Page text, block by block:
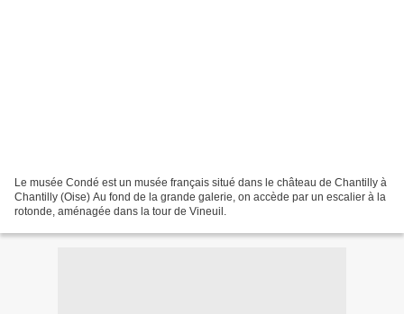
Le musée Condé est un musée français situé dans le château de Chantilly à
Chantilly (Oise) Au fond de la grande galerie, on accède par un escalier à la
rotonde, aménagée dans la tour de Vineuil.